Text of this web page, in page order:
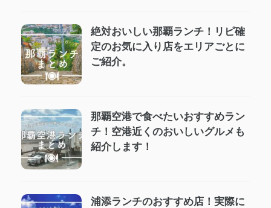
絶対おいしい那覇ランチ！リピ確
定のお気に入り店をエリアごとに
ご紹介。
那覇空港で食べたいおすすめラン
チ！空港近くのおいしいグルメも
紹介します！
浦添ランチのおすすめ店！実際に